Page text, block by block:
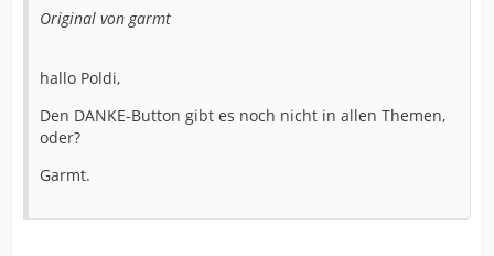
Original von garmt
hallo Poldi,
Den DANKE-Button gibt es noch nicht in allen Themen,
oder?
Garmt.